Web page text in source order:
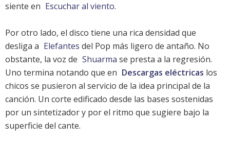
siente en Escuchar al viento.
Por otro lado, el disco tiene una rica densidad que
desliga a Elefantes del Pop más ligero de antaño. No
obstante, la voz de Shuarma se presta a la regresión.
Uno termina notando que en Descargas eléctricas los
chicos se pusieron al servicio de la idea principal de la
canción. Un corte edificado desde las bases sostenidas
por un sintetizador y por el ritmo que sugiere bajo la
superficie del cante.